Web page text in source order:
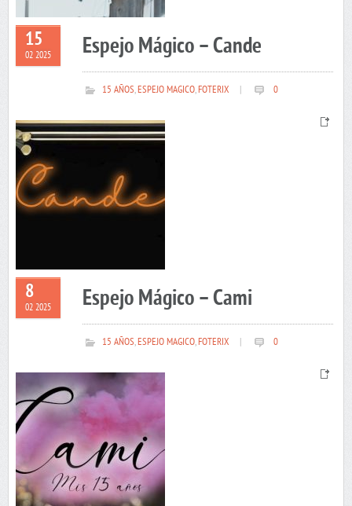
15
02 2025 Espejo Mágico – Cande
15 AÑOS,ESPEJO MAGICO,FOTERIX 0
8
02 2025 Espejo Mágico – Cami
15 AÑOS,ESPEJO MAGICO,FOTERIX 0